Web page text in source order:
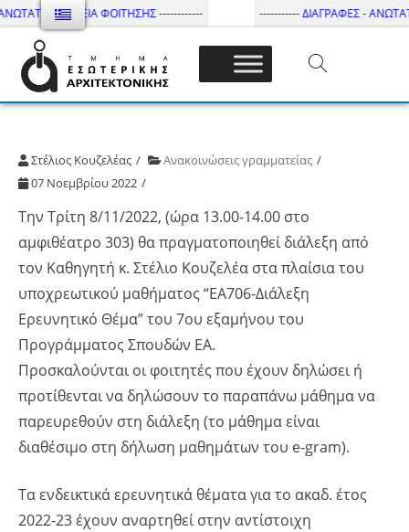
ΔΙΑΡΚΕΙΑ ΦΟΙΤΗΣΗΣ ------------ ----------- ΔΙΑΓΡΑΦΕΣ -
Τμήμα Εσωτ. Αρχιτεκτονικής – ΔΙ.ΠΑ.Ε
Στέλιος Κουζελέας
Ανακοινώσεις γραμματείας
07 Νοεμβρίου 2022
Την Τρίτη 8/11/2022, (ώρα 13.00-14.00 στο
αμφιθέατρο 303) θα πραγματοποιηθεί διάλεξη από
τον Καθηγητή κ. Στέλιο Κουζελέα στα πλαίσια του
υποχρεωτικού μαθήματος “ΕΑ706-Διάλεξη
Ερευνητικό Θέμα” του 7ου εξαμήνου του
Προγράμματος Σπουδών ΕΑ.
Προσκαλούνται οι φοιτητές που έχουν δηλώσει ή
προτίθενται να δηλώσουν το παραπάνω μάθημα να
παρευρεθούν στη διάλεξη (το μάθημα είναι
διαθέσιμο στη δήλωση μαθημάτων του e-gram).
Τα ενδεικτικά ερευνητικά θέματα για το ακαδ. έτος
2022-23 έχουν αναρτηθεί στην αντίστοιχη